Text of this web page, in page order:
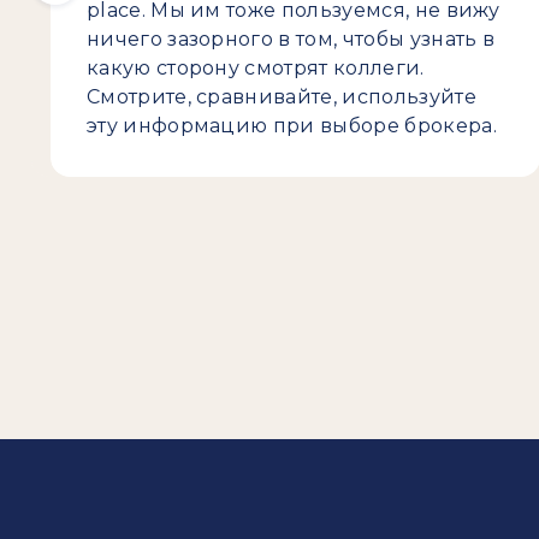
place. Мы им тоже пользуемся, не вижу
ничего зазорного в том, чтобы узнать в
какую сторону смотрят коллеги.
Смотрите, сравнивайте, используйте
эту информацию при выборе брокера.